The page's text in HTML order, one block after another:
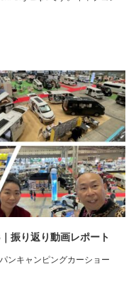
振り返り動画レポート
ンキャンピングカーショー